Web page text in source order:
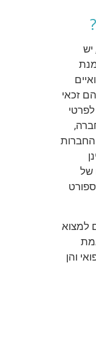
זכאי
של
למצוא
והן